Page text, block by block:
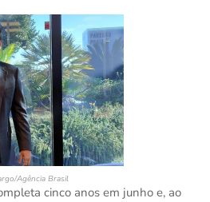
Agência Brasil
cinco anos em junho e, ao